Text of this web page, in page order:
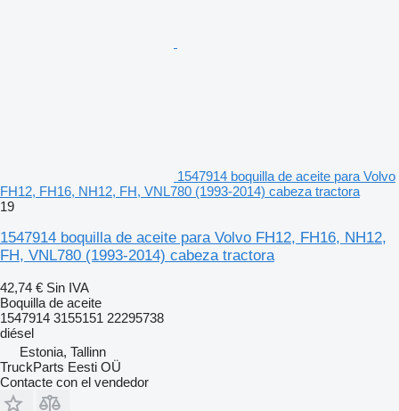
1547914 boquilla de aceite para Volvo
FH12, FH16, NH12, FH, VNL780 (1993-2014) cabeza tractora
19
1547914 boquilla de aceite para Volvo FH12, FH16, NH12,
FH, VNL780 (1993-2014) cabeza tractora
42,74 € Sin IVA
Boquilla de aceite
1547914 3155151 22295738
diésel
Estonia, Tallinn
TruckParts Eesti OÜ
Contacte con el vendedor